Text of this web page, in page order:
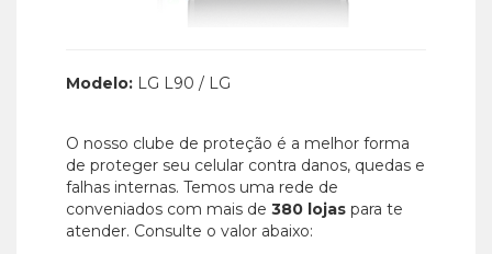
Modelo: LG L90 / LG
O nosso clube de proteção é a melhor forma
de proteger seu celular contra danos, quedas e
falhas internas. Temos uma rede de
conveniados com mais de 380 lojas para te
atender. Consulte o valor abaixo: